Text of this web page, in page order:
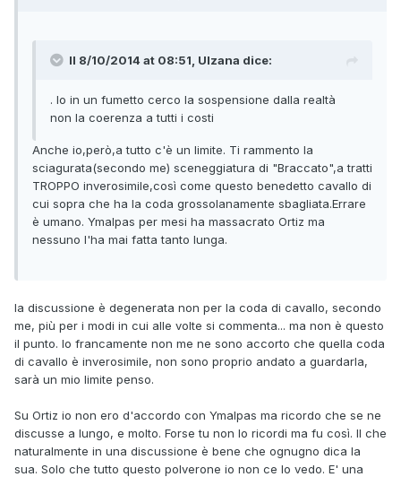
Il 8/10/2014 at 08:51, Ulzana dice:
. Io in un fumetto cerco la sospensione dalla realtà
non la coerenza a tutti i costi
Anche io,però,a tutto c'è un limite. Ti rammento la
sciagurata(secondo me) sceneggiatura di "Braccato",a tratti
TROPPO inverosimile,così come questo benedetto cavallo di
cui sopra che ha la coda grossolanamente sbagliata.Errare
è umano. Ymalpas per mesi ha massacrato Ortiz ma
nessuno l'ha mai fatta tanto lunga.
la discussione è degenerata non per la coda di cavallo, secondo
me, più per i modi in cui alle volte si commenta... ma non è questo
il punto. Io francamente non me ne sono accorto che quella coda
di cavallo è inverosimile, non sono proprio andato a guardarla,
sarà un mio limite penso.
Su Ortiz io non ero d'accordo con Ymalpas ma ricordo che se ne
discusse a lungo, e molto. Forse tu non lo ricordi ma fu così. Il che
naturalmente in una discussione è bene che ognugno dica la
sua. Solo che tutto questo polverone io non ce lo vedo. E' una